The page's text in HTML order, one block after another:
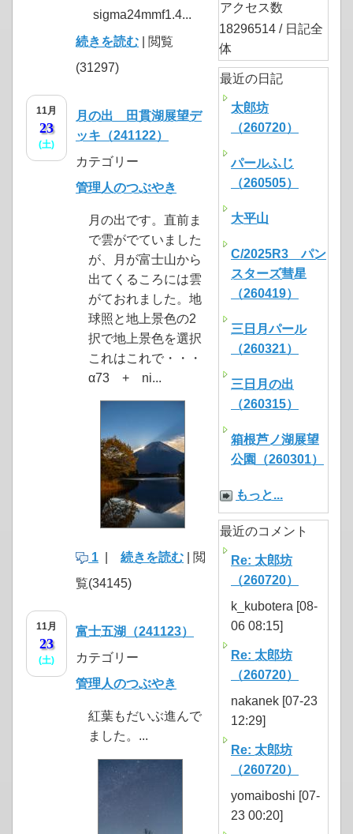
sigma24mmf1.4...
続きを読む | 閲覧
(31297)
11月
23
(土)
月の出 田貫湖展望デ
ッキ（241122）
カテゴリー
管理人のつぶやき
月の出です。直前ま
で雲がでていました
が、月が富士山から
出てくるころには雲
がておれました。地
球照と地上景色の2
択で地上景色を選択
これはこれで・・・
α73 + ni...
1 続きを読む | 閲
覧(34145)
11月
23
(土)
富士五湖（241123）
カテゴリー
管理人のつぶやき
紅葉もだいぶ進んで
ました。...
アクセス数
18296514 / 日記全
体
最近の日記
太郎坊
（260720）
パールふじ
（260505）
大平山
C/2025R3 パン
スターズ彗星
（260419）
三日月パール
（260321）
三日月の出
（260315）
箱根芦ノ湖展望
公園（260301）
もっと...
最近のコメント
Re: 太郎坊
（260720）
k_kubotera [08-
06 08:15]
Re: 太郎坊
（260720）
nakanek [07-23
12:29]
Re: 太郎坊
（260720）
yomaiboshi [07-
23 00:20]